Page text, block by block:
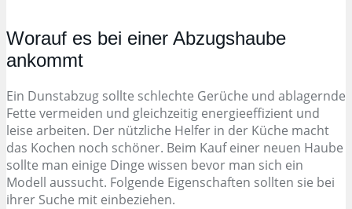
Worauf es bei einer Abzugshaube
ankommt
Ein Dunstabzug sollte schlechte Gerüche und ablagernde
Fette vermeiden und gleichzeitig energieeffizient und
leise arbeiten. Der nützliche Helfer in der Küche macht
das Kochen noch schöner. Beim Kauf einer neuen Haube
sollte man einige Dinge wissen bevor man sich ein
Modell aussucht. Folgende Eigenschaften sollten sie bei
ihrer Suche mit einbeziehen.